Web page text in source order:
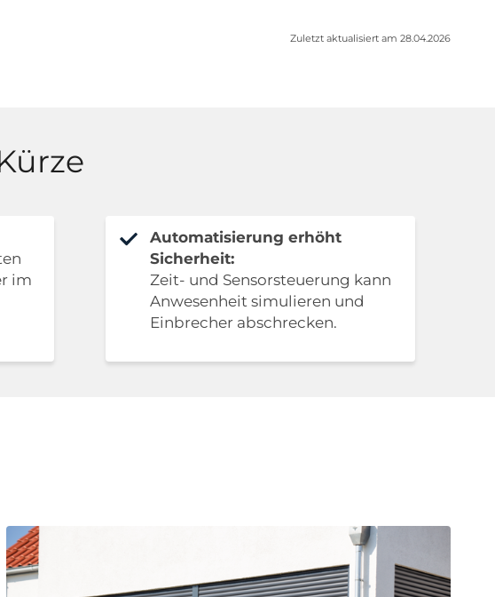
Zuletzt aktualisiert am 28.04.2026
im
Automatisierung erhöht
Sicherheit:
Zeit- und Sensorsteuerung kann
Anwesenheit simulieren und
Einbrecher abschrecken.